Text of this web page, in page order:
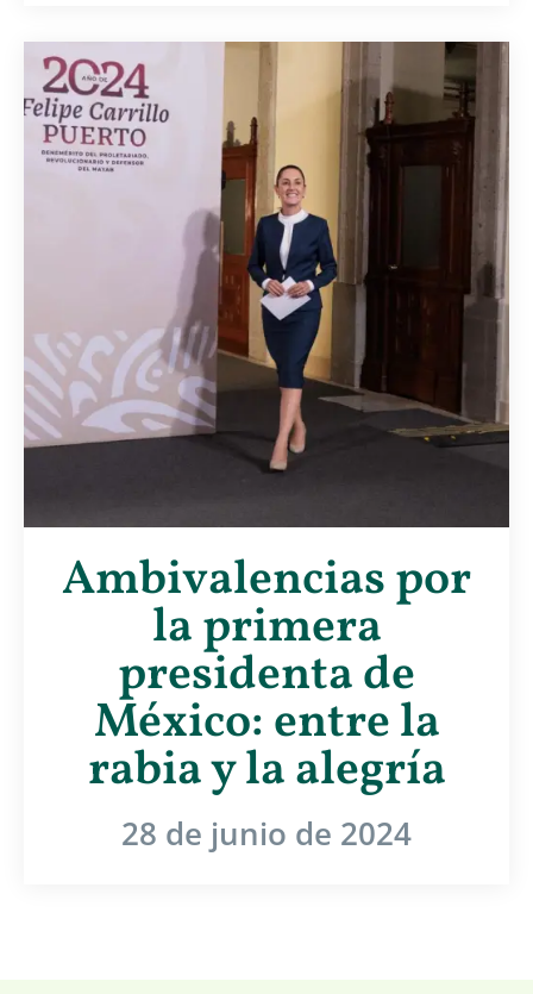
Ambivalencias por
la primera
presidenta de
México: entre la
rabia y la alegría
28 de junio de 2024